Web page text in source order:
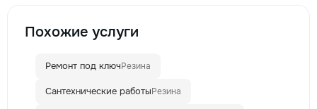
Похожие услуги
Ремонт под ключРезина
Сантехнические работыРезина